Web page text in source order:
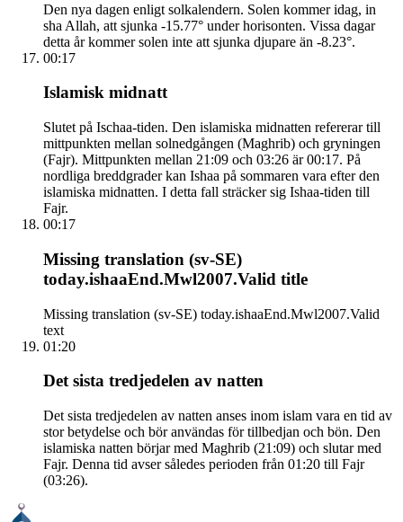
Den nya dagen enligt solkalendern. Solen kommer idag, in
sha Allah, att sjunka -15.77° under horisonten. Vissa dagar
detta år kommer solen inte att sjunka djupare än -8.23°.
00:17
Islamisk midnatt
Slutet på Ischaa-tiden. Den islamiska midnatten refererar till
mittpunkten mellan solnedgången (Maghrib) och gryningen
(Fajr). Mittpunkten mellan 21:09 och 03:26 är 00:17. På
nordliga breddgrader kan Ishaa på sommaren vara efter den
islamiska midnatten. I detta fall sträcker sig Ishaa-tiden till
Fajr.
00:17
Missing translation (sv-SE)
today.ishaaEnd.Mwl2007.Valid title
Missing translation (sv-SE) today.ishaaEnd.Mwl2007.Valid
text
01:20
Det sista tredjedelen av natten
Det sista tredjedelen av natten anses inom islam vara en tid av
stor betydelse och bör användas för tillbedjan och bön. Den
islamiska natten börjar med Maghrib (21:09) och slutar med
Fajr. Denna tid avser således perioden från 01:20 till Fajr
(03:26).